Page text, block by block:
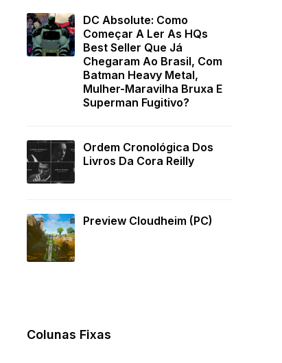
DC Absolute: Como
Começar A Ler As HQs
Best Seller Que Já
Chegaram Ao Brasil, Com
Batman Heavy Metal,
Mulher-Maravilha Bruxa E
Superman Fugitivo?
Ordem Cronológica Dos
Livros Da Cora Reilly
Preview Cloudheim (PC)
Colunas Fixas